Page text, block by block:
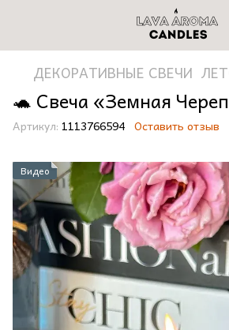
ДЕКОРАТИВНЫЕ СВЕЧИ
🐢 Свеча «Земная
Артикул: 1113766594 Оставить отзыв
Видео